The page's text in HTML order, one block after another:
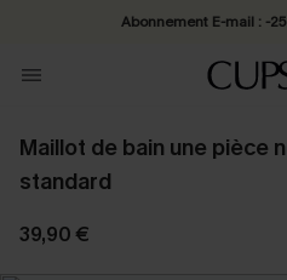
Abonnement E-mail : -
Maillot de bain une pièce
standard
39,90 €